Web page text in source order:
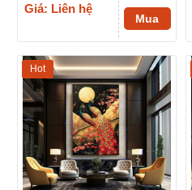
Giá: Liên hệ
Mua
Hot